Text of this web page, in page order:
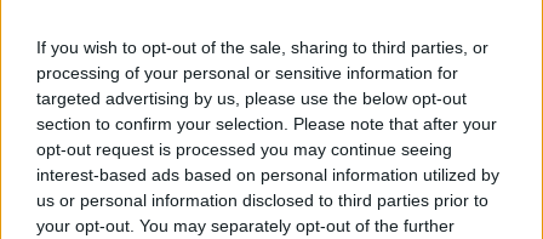
If you wish to opt-out of the sale, sharing to third parties, or
processing of your personal or sensitive information for
targeted advertising by us, please use the below opt-out
section to confirm your selection. Please note that after your
opt-out request is processed you may continue seeing
interest-based ads based on personal information utilized by
us or personal information disclosed to third parties prior to
your opt-out. You may separately opt-out of the further
SOCIAL